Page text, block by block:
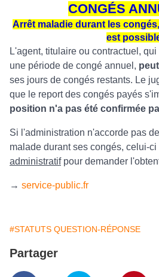
CONGÉS
Arrêt maladie durant les
est
L'agent, titulaire ou contractuel,
une période de congé annuel,
ses jours de congés restants. Le
que le report des congés payés
position n'a pas été confirmée
Si l'administration n'accorde pas
malade durant ses congés, celui-ci
administratif pour demander
→ service-public.fr
#STATUTS QUESTION-RÉPONSE
Partager